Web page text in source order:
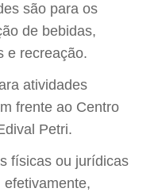
são para os
de bebidas,
e recreação.
atividades
frente ao Centro
Petri.
físicas ou jurídicas
efetivamente,